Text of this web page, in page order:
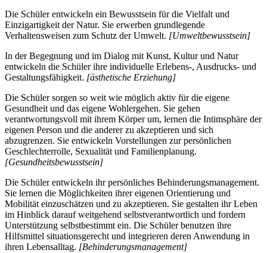
Die Schüler entwickeln ein Bewusstsein für die Vielfalt und
Einzigartigkeit der Natur. Sie erwerben grundlegende
Verhaltensweisen zum Schutz der Umwelt. [Umweltbewusstsein]
In der Begegnung und im Dialog mit Kunst, Kultur und Natur
entwickeln die Schüler ihre individuelle Erlebens-, Ausdrucks- und
Gestaltungsfähigkeit. [ästhetische Erziehung]
Die Schüler sorgen so weit wie möglich aktiv für die eigene
Gesundheit und das eigene Wohlergehen. Sie gehen
verantwortungsvoll mit ihrem Körper um, lernen die Intimsphäre der
eigenen Person und die anderer zu akzeptieren und sich
abzugrenzen. Sie entwickeln Vorstellungen zur persönlichen
Geschlechterrolle, Sexualität und Familienplanung.
[Gesundheitsbewusstsein]
Die Schüler entwickeln ihr persönliches Behinderungsmanagement.
Sie lernen die Möglichkeiten ihrer eigenen Orientierung und
Mobilität einzuschätzen und zu akzeptieren. Sie gestalten ihr Leben
im Hinblick darauf weitgehend selbstverantwortlich und fordern
Unterstützung selbstbestimmt ein. Die Schüler benutzen ihre
Hilfsmittel situationsgerecht und integrieren deren Anwendung in
ihren Lebensalltag. [Behinderungsmanagement]